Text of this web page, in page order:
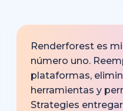
Renderforest es
número uno.
plataformas,
herramientas y
Strategies